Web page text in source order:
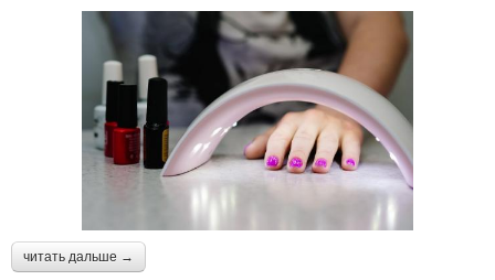
читать дальше →